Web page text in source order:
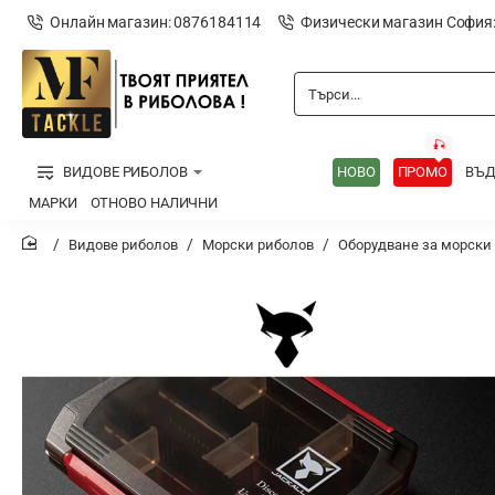
Онлайн магазин: 0876184114 Физически магазин
Търси...
ВИДОВЕ РИБОЛОВ НОВО ПРОМО
🎣
МАРКИ
ОТНОВО НАЛИЧНИ
Видове риболов Морски риболов Оборудване за морски